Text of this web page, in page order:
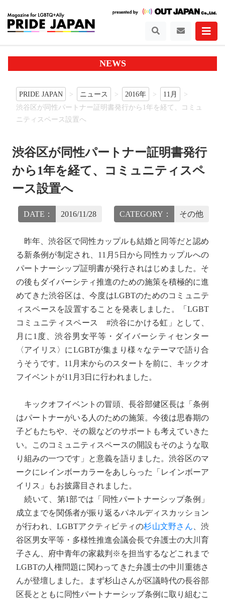
NEWS
PRIDE JAPAN ニュース 2016年
11月
渋谷区が同性パートナー証明書発行から1年を経て、コミュ
ニティスペース設置へ
渋谷区が同性パートナー証明書発行
から1年を経て、コミュニティスペ
ース設置へ
DATE： 2016/11/28 CATEGORY： その他
昨年、渋谷区で同性カップルも結婚と同等だと認め
る新条例が制定され、11月5日から同性カップルへの
パートナーシップ証明書が発行されはじめました。そ
の後もダイバーシティ推進のための施策を積極的に進
めてきた渋谷区は、今度はLGBTのためのコミュニテ
ィスペースを設置することを発表しました。「LGBT
コミュニティスペース #渋谷にかける虹」として、
月に1度、渋谷男女平等・ダイバーシティセンター
〈アイリス〉にLGBTが集まり様々なテーマで語り合
うそうです。11月末からのスタートを前に、キックオ
フイベントが11月3日に行われました。
キックオフイベントの冒頭、長谷部健区長は「条例
はパートナーがいる人のための施策。今後は思春期の
子どもたちや、その親などのサポートも考えていきた
い。このコミュニティスペースの開設もそのような取
り組みの一つです」と意義を語りました。渋谷区のマ
ークにレインボーカラーをあしらった「レインボーア
イリス」もお披露目されました。
続いて、第1部では「同性パートナーシップ条例」
成立までを関係者が振り返るパネルディスカッション
が行われ、LGBTアクティビティの杉山文野さん 、渋
谷区男女平等・多様性推進会議会長で弁護士の大川育
子さん、府中青年の家裁判※を担当するなどこれまで
LGBTの人権問題に関わってきた弁護士の中川重徳さ
んが登壇しました。まず杉山さんが区議時代の長谷部
区長とともに同性パートナーシップ条例に取り組むこ